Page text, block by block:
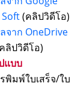
(คลิปวิดีโอ)
าก OneDrive
ลิปวิดีโอ)
แบบ
พิมพ์ใบเสร็จ/ใบ